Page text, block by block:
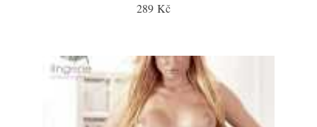
289 Kč